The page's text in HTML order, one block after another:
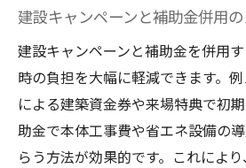
建設キャンペーンと補助金併用
建設キャンペーンと補助金を併用
時の負担を大幅に軽減できます。
による建築資金券や来場特典で初
助金で本体工事費や省エネ設備の
らう方法が効果的です。これによ